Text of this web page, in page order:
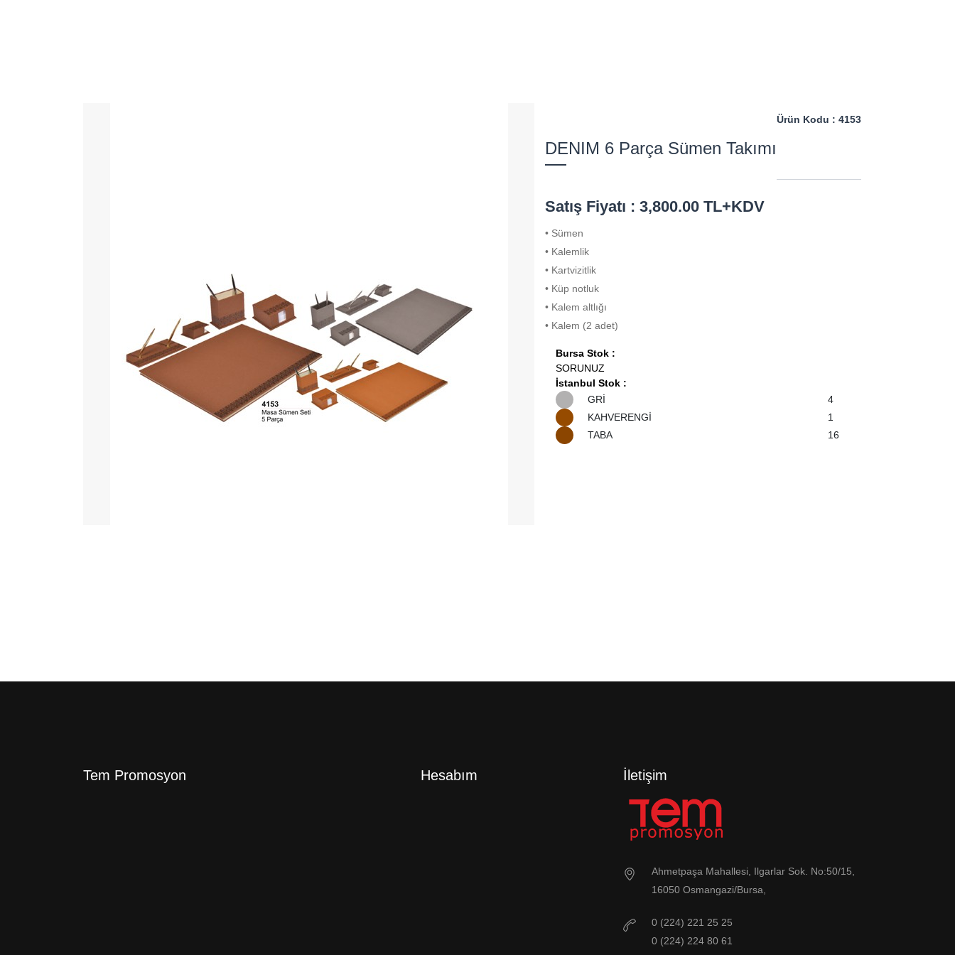
DENIM 6 Parça Sümen Takımı
Ürün Kodu : 4153
Satış Fiyatı : 3,800.00 TL+KDV
• Sümen
• Kalemlik
• Kartvizitlik
• Küp notluk
• Kalem altlığı
• Kalem (2 adet)
Bursa Stok :
SORUNUZ
İstanbul Stok :
GRİ
4
KAHVERENGİ
1
TABA
16
Tem Promosyon Hesabım İletişim
Ahmetpaşa Mahallesi, Ilgarlar Sok. No:50/15,
16050 Osmangazi/Bursa,
0 (224) 221 25 25
0 (224) 224 80 61